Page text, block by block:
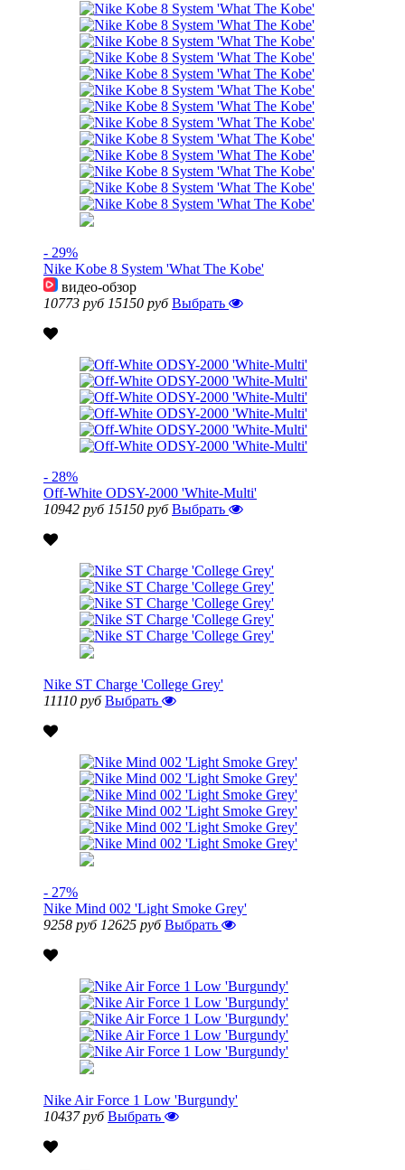
- 29%
Nike Kobe 8 System 'What The Kobe'
видео-обзор
10773 руб 15150 руб Выбрать
- 28%
Off-White ODSY-2000 'White-Multi'
10942 руб 15150 руб Выбрать
Nike ST Charge 'College Grey'
11110 руб Выбрать
- 27%
Nike Mind 002 'Light Smoke Grey'
9258 руб 12625 руб Выбрать
Nike Air Force 1 Low 'Burgundy'
10437 руб Выбрать